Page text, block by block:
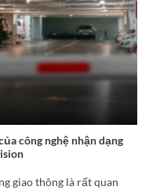
công nghệ nhận dạng
giao thông là rất quan